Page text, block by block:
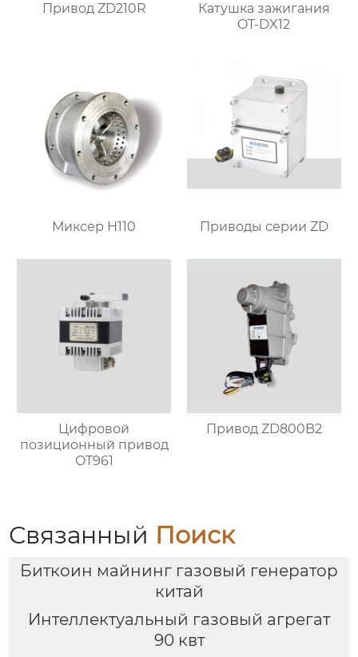
Привод ZD210R
Катушка зажигания
OT-DX12
Миксер H110 Приводы серии ZD
Цифровой
позиционный привод
OT961
Привод ZD800B2
Связанный Поиск
Биткоин майнинг газовый генератор
китай
Интеллектуальный газовый агрегат
90 квт